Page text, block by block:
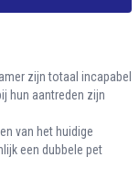
zijn totaal incapabel
hun aantreden zijn
van het huidige
een dubbele pet